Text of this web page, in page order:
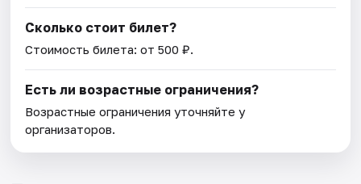
Сколько стоит билет?
Стоимость билета: от 500 ₽.
Есть ли возрастные ограничения?
Возрастные ограничения уточняйте у
организаторов.